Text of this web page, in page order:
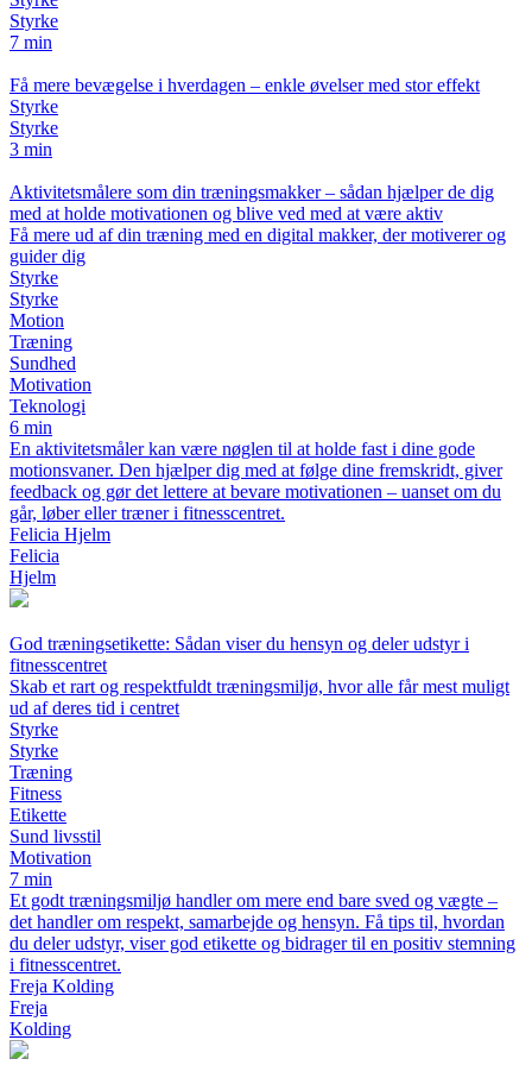
Styrke
7 min
Få mere bevægelse i hverdagen – enkle øvelser med stor effekt
Styrke
Styrke
3 min
Aktivitetsmålere som din træningsmakker – sådan hjælper de dig
med at holde motivationen og blive ved med at være aktiv
Få mere ud af din træning med en digital makker, der motiverer og
guider dig
Styrke
Styrke
Motion
Træning
Sundhed
Motivation
Teknologi
6 min
En aktivitetsmåler kan være nøglen til at holde fast i dine gode
motionsvaner. Den hjælper dig med at følge dine fremskridt, giver
feedback og gør det lettere at bevare motivationen – uanset om du
går, løber eller træner i fitnesscentret.
Felicia Hjelm
Felicia
Hjelm
God træningsetikette: Sådan viser du hensyn og deler udstyr i
fitnesscentret
Skab et rart og respektfuldt træningsmiljø, hvor alle får mest muligt
ud af deres tid i centret
Styrke
Styrke
Træning
Fitness
Etikette
Sund livsstil
Motivation
7 min
Et godt træningsmiljø handler om mere end bare sved og vægte –
det handler om respekt, samarbejde og hensyn. Få tips til, hvordan
du deler udstyr, viser god etikette og bidrager til en positiv stemning
i fitnesscentret.
Freja Kolding
Freja
Kolding